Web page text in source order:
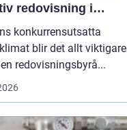
redovisning i
konkurrensutsatta
blir det allt viktigare
redovisningsbyrå...